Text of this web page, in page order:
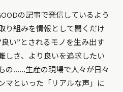
の記事で発信しているよう
り組みを情報として聞くだけ
い”とされるモノを生み出す
しさ、より良いを追求したい
の……生産の現場で人々が日々
マといった「リアルな声」に